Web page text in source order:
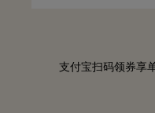
支付宝扫码领券享